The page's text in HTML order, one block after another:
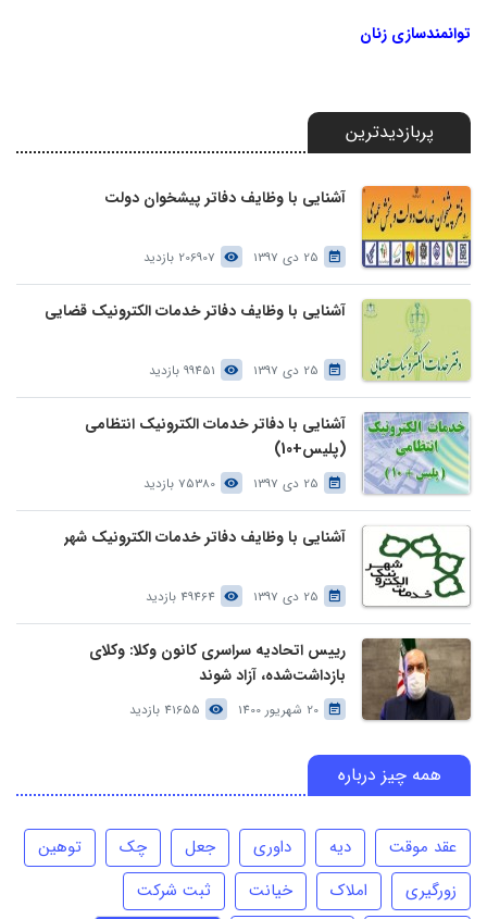
توانمندسازی زنان
پربازدیدترین
آشنایی با وظایف دفاتر پیشخوان دولت
25 دی 1397 206907 بازدید
آشنایی با وظایف دفاتر خدمات الکترونیک قضایی
25 دی 1397 99451 بازدید
آشنایی با دفاتر خدمات الکترونیک انتظامی
(پلیس+10)
25 دی 1397 75380 بازدید
آشنایی با وظایف دفاتر خدمات الکترونیک شهر
25 دی 1397 49464 بازدید
رییس اتحادیه سراسری کانون وکلا: وکلای
بازداشت‌شده، آزاد شوند
20 شهریور 1400 41655 بازدید
همه چیز درباره
عقد موقت دیه داوری جعل چک
توهین
زورگیری
املاک خیانت
ثبت شرکت